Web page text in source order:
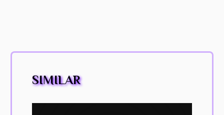
SIMILAR